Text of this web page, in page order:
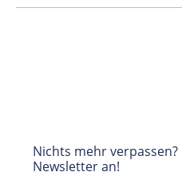
Nichts mehr
Newsletter an!